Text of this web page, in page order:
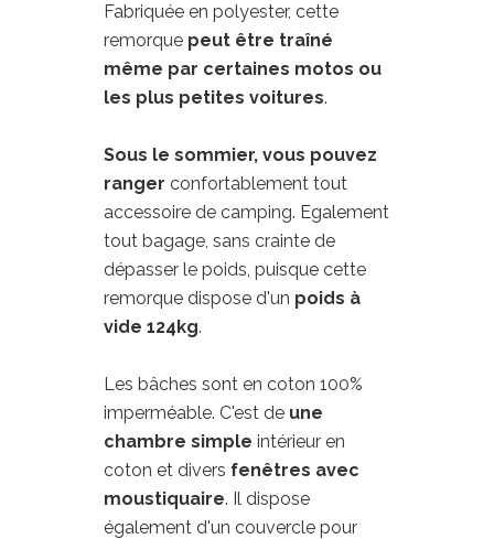
Fabriquée en polyester, cette
remorque peut être traîné
même par certaines motos ou
les plus petites voitures.
Sous le sommier, vous pouvez
ranger confortablement tout
accessoire de camping. Egalement
tout bagage, sans crainte de
dépasser le poids, puisque cette
remorque dispose d'un poids à
vide 124kg.
Les bâches sont en coton 100%
imperméable. C'est de une
chambre simple intérieur en
coton et divers fenêtres avec
moustiquaire. Il dispose
également d'un couvercle pour